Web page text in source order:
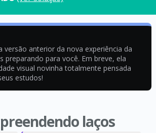
versão anterior da nova experiência da
preparando para você. Em breve, ela
visual novinha totalmente pensada
estudos!
laços